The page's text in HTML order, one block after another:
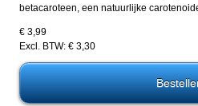
betacaroteen, een natuurlijke
€ 3,99
Excl. BTW: € 3,30